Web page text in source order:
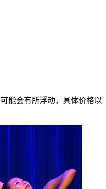
能会有所浮动，具体价格以